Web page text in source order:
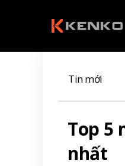
Tin mới
Top 5
nhất